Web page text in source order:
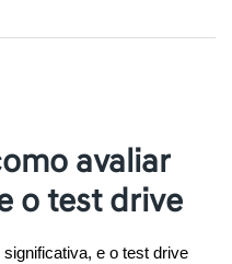
avaliar
o test drive
e o test drive